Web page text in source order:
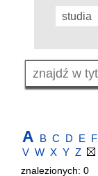
A B C D E F
V W X Y Z
znalezionych: 0